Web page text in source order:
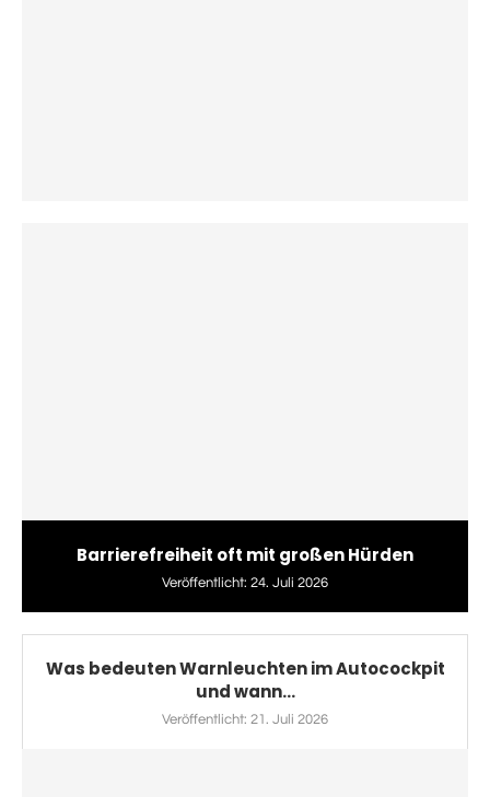
Barrierefreiheit oft mit großen Hürden
Veröffentlicht: 24. Juli 2026
Was bedeuten Warnleuchten im Autocockpit
und wann...
Veröffentlicht: 21. Juli 2026